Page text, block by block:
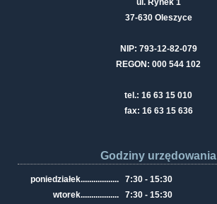
ul. Rynek 1
37-630 Oleszyce
NIP: 793-12-82-079
REGON: 000 544 102
tel.: 16 63 15 010
fax: 16 63 15 636
Godziny urzędowania
poniedziałek..................
7:30 - 15:30
wtorek.................. 7:30 - 15:30